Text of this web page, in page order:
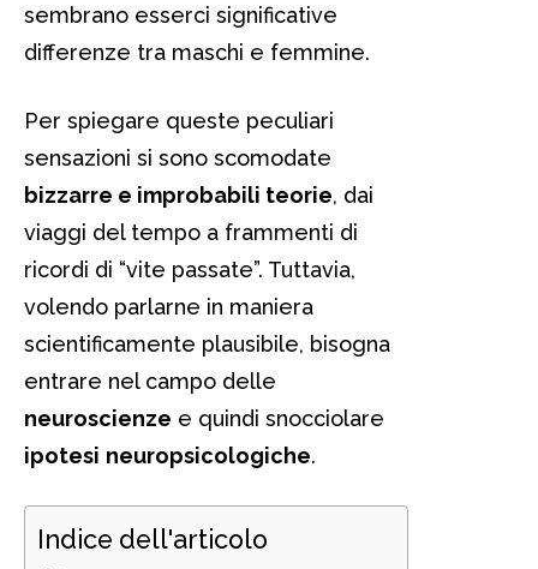
sembrano esserci significative
differenze tra maschi e femmine.
Per spiegare queste peculiari
sensazioni si sono scomodate
bizzarre e improbabili teorie, dai
viaggi del tempo a frammenti di
ricordi di “vite passate”. Tuttavia,
volendo parlarne in maniera
scientificamente plausibile, bisogna
entrare nel campo delle
neuroscienze e quindi snocciolare
ipotesi neuropsicologiche.
Indice dell'articolo